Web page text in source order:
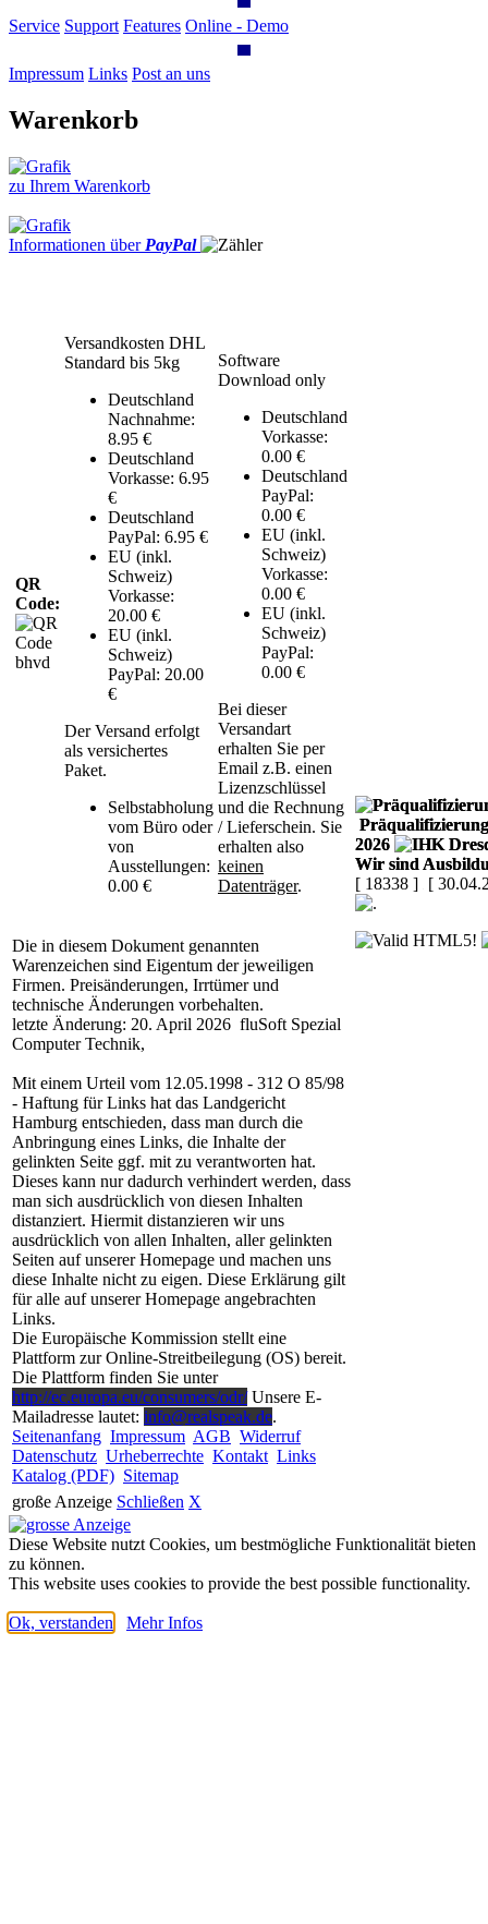
Service Support Features Online - Demo
Impressum Links Post an uns
Warenkorb
zu Ihrem Warenkorb
Informationen über PayPal
QR
Code:
Versandkosten DHL
Standard bis 5kg
Deutschland
Nachnahme:
8.95 €
Deutschland
Vorkasse: 6.95
€
Deutschland
PayPal: 6.95 €
EU (inkl.
Schweiz)
Vorkasse:
20.00 €
EU (inkl.
Schweiz)
PayPal: 20.00
€
Der Versand erfolgt
als versichertes
Paket.
Selbstabholung
vom Büro oder
von
Ausstellungen:
0.00 €
Software
Download only
Deutschland
Vorkasse:
0.00 €
Deutschland
PayPal:
0.00 €
EU (inkl.
Schweiz)
Vorkasse:
0.00 €
EU (inkl.
Schweiz)
PayPal:
0.00 €
Bei dieser
Versandart
erhalten Sie per
Email z.B. einen
Lizenzschlüssel
und die Rechnung
/ Lieferschein. Sie
erhalten also
keinen
Datenträger.
Die in diesem Dokument genannten
Warenzeichen sind Eigentum der jeweiligen
Firmen. Preisänderungen, Irrtümer und
technische Änderungen vorbehalten.
letzte Änderung: 20. April 2026 fluSoft Spezial
Computer Technik,
Mit einem Urteil vom 12.05.1998 - 312 O 85/98
- Haftung für Links hat das Landgericht
Hamburg entschieden, dass man durch die
Anbringung eines Links, die Inhalte der
gelinkten Seite ggf. mit zu verantworten hat.
Dieses kann nur dadurch verhindert werden, dass
man sich ausdrücklich von diesen Inhalten
distanziert. Hiermit distanzieren wir uns
ausdrücklich von allen Inhalten, aller gelinkten
Seiten auf unserer Homepage und machen uns
diese Inhalte nicht zu eigen. Diese Erklärung gilt
für alle auf unserer Homepage angebrachten
Links.
Die Europäische Kommission stellt eine
Plattform zur Online-Streitbeilegung (OS) bereit.
Die Plattform finden Sie unter
http://ec.europa.eu/consumers/odr/Unsere E-
Mailadresse lautet: info@realspeak.de.
Seitenanfang Impressum AGB Widerruf
Datenschutz Urheberrechte Kontakt Links
Katalog (PDF) Sitemap
2026
Wir sind
[ 18338 ] [
große Anzeige Schließen X
Diese Website nutzt Cookies, um bestmögliche Funktionalität bieten
zu können.
This website uses cookies to provide the best possible functionality.
Ok, verstanden Mehr Infos